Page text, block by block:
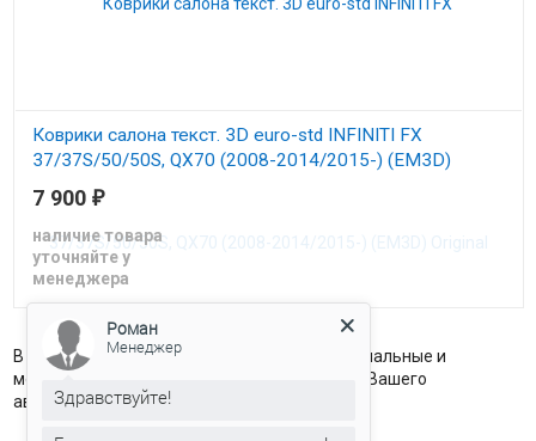
Коврики салона текст. 3D euro-std INFINITI FX
37/37S/50/50S, QX70 (2008-2014/2015-) (EM3D)
Original
Ковры в салон Евромат Инфинити FX37/37S/50/50S/ QX70
7 900 ₽
наличие товара
уточняйте у
менеджера
В этом разделе представлены только оригинальные и
модельные коврики в салон и багажник для Вашего
автомобиля.
Роман
Менеджер
Здравствуйте!